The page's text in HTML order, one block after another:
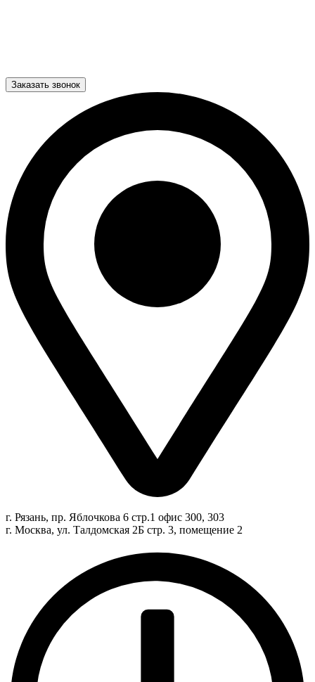
Заказать звонок
г. Рязань, пр. Яблочкова 6 стр.1 офис 300, 303
г. Москва, ул. Талдомская 2Б стр. 3, помещение 2